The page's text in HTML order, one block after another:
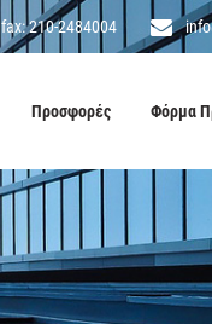
fax: 210-2484004
Προσφορές Φόρμα